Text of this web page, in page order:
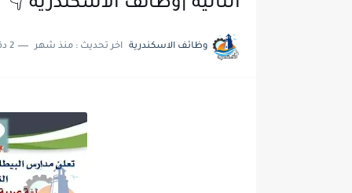
التالية |وظائف الاسكندرية 👇
وظائف الاسكندرية اخر تحديث : منذ شهر 2 دقائق للقراءة